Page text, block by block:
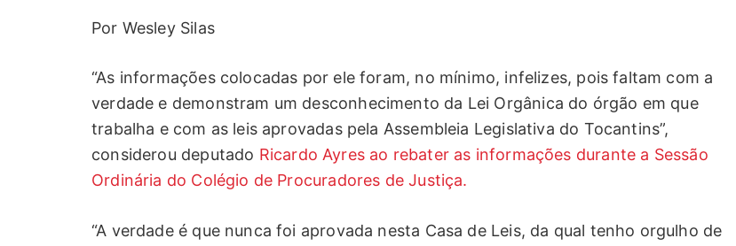
Por Wesley Silas
“As informações colocadas por ele foram, no mínimo, infelizes, pois faltam com a
verdade e demonstram um desconhecimento da Lei Orgânica do órgão em que
trabalha e com as leis aprovadas pela Assembleia Legislativa do Tocantins”,
considerou deputado Ricardo Ayres ao rebater as informações durante a Sessão
Ordinária do Colégio de Procuradores de Justiça.
“A verdade é que nunca foi aprovada nesta Casa de Leis, da qual tenho orgulho de